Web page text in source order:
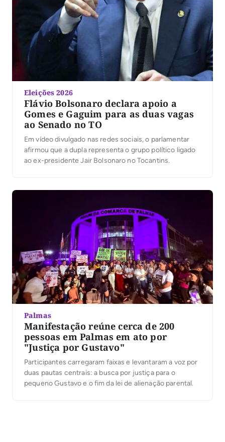
Eleições 2026
Flávio Bolsonaro declara apoio a
Gomes e Gaguim para as duas vagas
ao Senado no TO
Em vídeo divulgado nas redes sociais, o parlamentar
afirmou que a dupla representa o grupo político ligado
ao ex-presidente Jair Bolsonaro no Tocantins.
Palmas
Manifestação reúne cerca de 200
pessoas em Palmas em ato por
"Justiça por Gustavo"
Participantes carregaram faixas e levantaram a voz por
duas pautas centrais: a busca por justiça para o
pequeno Gustavo e o fim da lei de alienação parental.